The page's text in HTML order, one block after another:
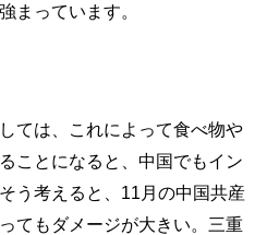
まっています。
ては、これによって食べ物や
ことになると、中国でもイン
う考えると、11月の中国共産
てもダメージが大きい。三重